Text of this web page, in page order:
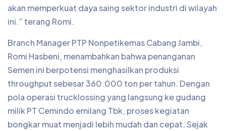
akan memperkuat daya saing sektor industri di wilayah
ini.” terang Romi.
Branch Manager PTP Nonpetikemas Cabang Jambi,
Romi Hasbeni, menambahkan bahwa penanganan
Semen ini berpotensi menghasilkan produksi
throughput sebesar 360.000 ton per tahun. Dengan
pola operasi trucklossing yang langsung ke gudang
milik PT Cemindo emilang Tbk, proses kegiatan
bongkar muat menjadi lebih mudah dan cepat. Sejak